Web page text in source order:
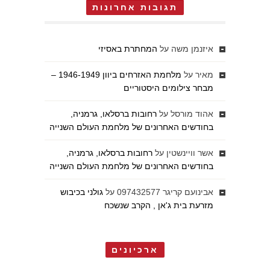
תגובות אחרונות
איזנמן משה על המחתרת באסיזי
מאיר על
מלחמת האזרחים ביוון 1946-1949 –
מבחר צילומים היסטוריים
אהוד מורסל על רחובות ברסלאו, גרמניה,
בחודשים האחרונים של מלחמת העולם השנייה
אשר וויינשטין על רחובות ברסלאו, גרמניה,
בחודשים האחרונים של מלחמת העולם השנייה
אבינועם קריגר 097432577 על גולני בכיבוש
מזרעת בית ג'אן , הקרב שנשכח
ארכיונים